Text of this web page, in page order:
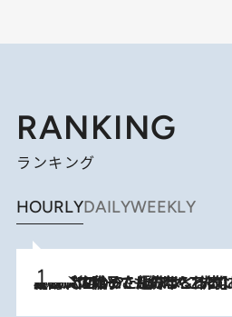
RANKING
ランキング
HOURLYDAILYWEEKLY
2026.8.5
【阿川佐和子さんの年とる力】なぜ70代で始めた趣味は“こんなに楽しい”のか？ ピアノ、俳句…スランプに陥っても続けられる“ある秘訣”とは